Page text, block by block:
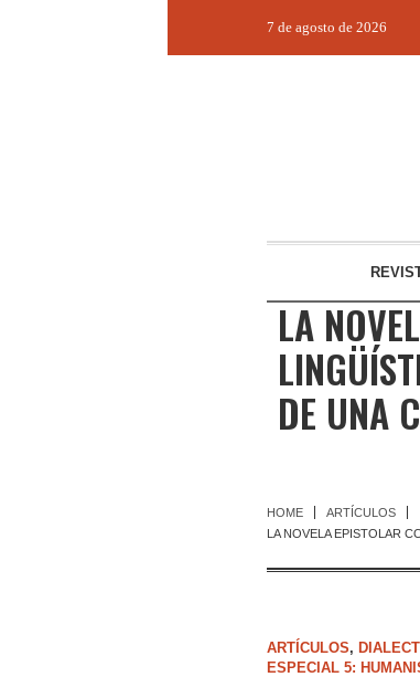
7 de agosto de 2026
LA
DE UNA
HOME
ARTÍCULOS
LA NOVELA EPISTOLAR
ARTÍCULOS,
ESPECIAL 5: